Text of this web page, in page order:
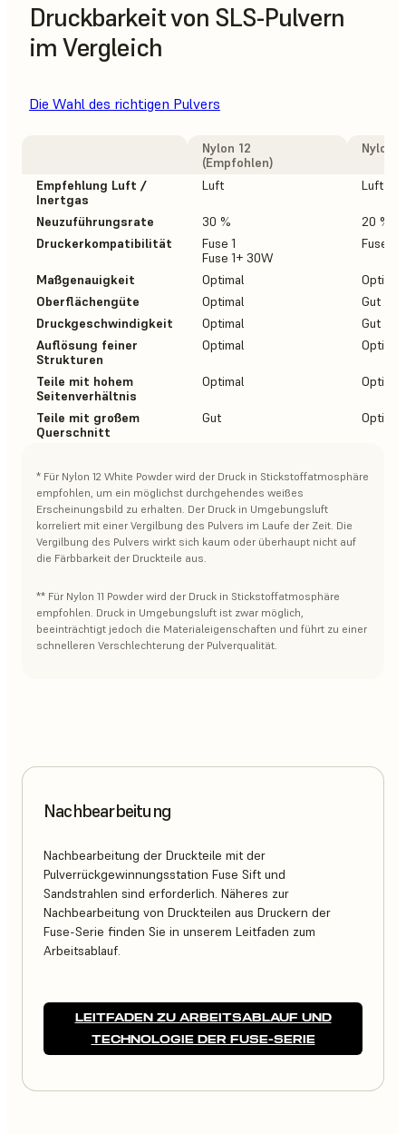
Druckbarkeit von SLS-Pulvern
im Vergleich
Die Wahl des richtigen Pulvers
Nylon 12
(Empfohlen)
Nylon
Empfehlung Luft /
Inertgas
Luft Luft
Neuzuführungsrate 30 %
20 %
Druckerkompatibilität
Fuse 1
Fuse 1+ 30W
Fuse
Maßgenauigkeit Optimal
Optimal
Oberflächengüte
Optimal
Gut
Druckgeschwindigkeit
Optimal
Gut
Auflösung feiner
Strukturen
Optimal Optimal
Teile mit hohem
Seitenverhältnis
Optimal Optimal
Teile mit großem
Querschnitt
Gut Optimal
* Für Nylon 12 White Powder wird der Druck in Stickstoffatmosphäre
empfohlen, um ein möglichst durchgehendes weißes
Erscheinungsbild zu erhalten. Der Druck in Umgebungsluft
korreliert mit einer Vergilbung des Pulvers im Laufe der Zeit. Die
Vergilbung des Pulvers wirkt sich kaum oder überhaupt nicht auf
die Färbbarkeit der Druckteile aus.
** Für Nylon 11 Powder wird der Druck in Stickstoffatmosphäre
empfohlen. Druck in Umgebungsluft ist zwar möglich,
beeinträchtigt jedoch die Materialeigenschaften und führt zu einer
schnelleren Verschlechterung der Pulverqualität.
Nachbearbeitung
Nachbearbeitung der Druckteile mit der
Pulverrückgewinnungsstation Fuse Sift und
Sandstrahlen sind erforderlich. Näheres zur
Nachbearbeitung von Druckteilen aus Druckern der
Fuse-Serie finden Sie in unserem Leitfaden zum
Arbeitsablauf.
LEITFADEN ZU ARBEITSABLAUF UND
TECHNOLOGIE DER FUSE-SERIE